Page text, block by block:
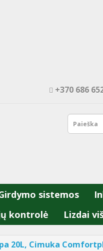
+370 686
sistemos
kontrolė Lizdai
20L, Cimuka